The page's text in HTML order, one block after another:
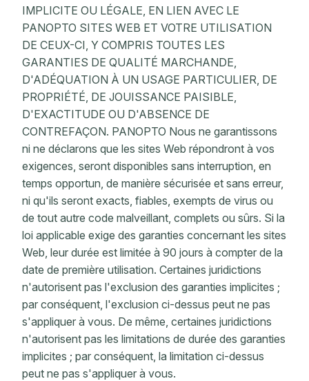
IMPLICITE OU LÉGALE, EN LIEN AVEC LE
PANOPTO SITES WEB ET VOTRE UTILISATION
DE CEUX-CI, Y COMPRIS TOUTES LES
GARANTIES DE QUALITÉ MARCHANDE,
D'ADÉQUATION À UN USAGE PARTICULIER, DE
PROPRIÉTÉ, DE JOUISSANCE PAISIBLE,
D'EXACTITUDE OU D'ABSENCE DE
CONTREFAÇON. PANOPTO Nous ne garantissons
ni ne déclarons que les sites Web répondront à vos
exigences, seront disponibles sans interruption, en
temps opportun, de manière sécurisée et sans erreur,
ni qu'ils seront exacts, fiables, exempts de virus ou
de tout autre code malveillant, complets ou sûrs. Si la
loi applicable exige des garanties concernant les sites
Web, leur durée est limitée à 90 jours à compter de la
date de première utilisation. Certaines juridictions
n'autorisent pas l'exclusion des garanties implicites ;
par conséquent, l'exclusion ci-dessus peut ne pas
s'appliquer à vous. De même, certaines juridictions
n'autorisent pas les limitations de durée des garanties
implicites ; par conséquent, la limitation ci-dessus
peut ne pas s'appliquer à vous.